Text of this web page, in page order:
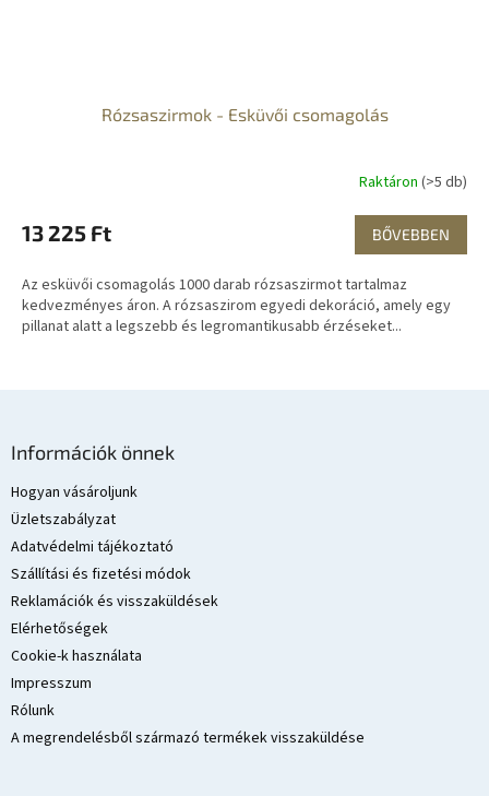
Rózsaszirmok - Esküvői csomagolás
Raktáron (>5 db)
13 225 Ft BŐVEBBEN
Az esküvői csomagolás 1000 darab rózsaszirmot tartalmaz
kedvezményes áron. A rózsaszirom egyedi dekoráció, amely egy
pillanat alatt a legszebb és legromantikusabb érzéseket...
Információk önnek
Hogyan vásároljunk
Üzletszabályzat
Adatvédelmi tájékoztató
Szállítási és fizetési módok
Reklamációk és visszaküldések
Elérhetőségek
Cookie-k használata
Impresszum
Rólunk
A megrendelésből származó termékek visszaküldése